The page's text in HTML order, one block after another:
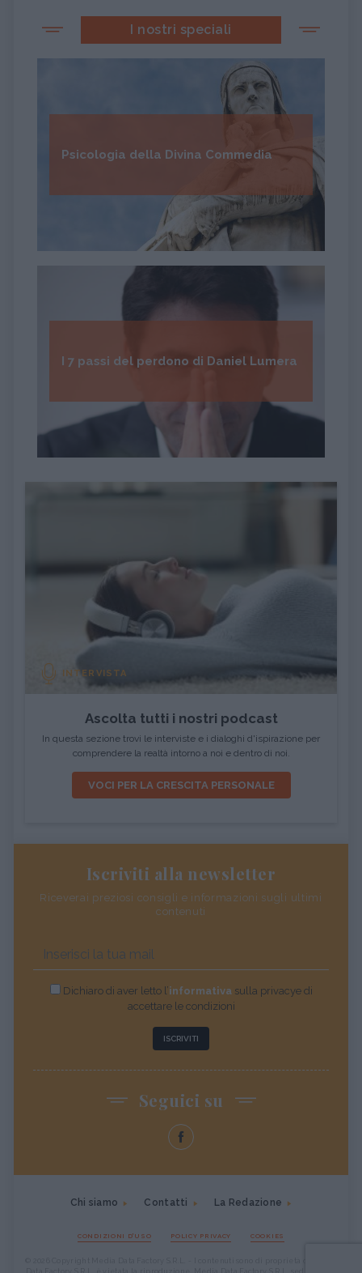
I nostri speciali
Psicologia della Divina Commedia
I 7 passi del perdono di Daniel Lumera
INTERVISTA
Ascolta tutti i nostri podcast
In questa sezione trovi le interviste e i dialoghi d'ispirazione per
comprendere la realtà intorno a noi e dentro di noi.
VOCI PER LA CRESCITA PERSONALE
Iscriviti alla newsletter
Riceverai preziosi consigli e informazioni sugli ultimi
contenuti
Dichiaro di aver letto l’informativasulla privacye di
accettare le condizioni
ISCRIVITI
Seguici su
Chi siamo Contatti La Redazione
CONDIZIONI D'USO POLICY PRIVACY COOKIES